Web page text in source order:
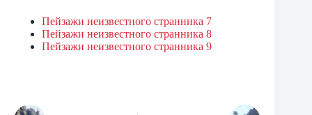
Пейзажи неизвестного странника 7
Пейзажи неизвестного странника 8
Пейзажи неизвестного странника 9